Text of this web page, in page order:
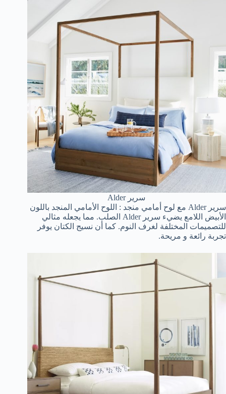
سرير Alder
سرير Alder مع لوح أمامي منجد : اللوح الأمامي المنجد باللون
الأبيض اللامع يضيء سرير Alder الصلب. مما يجعله مثالي
للتصميمات المختلفة لغرف النوم. كما أن نسيج الكتان يوفر
تجربة رائعة و مريحة.